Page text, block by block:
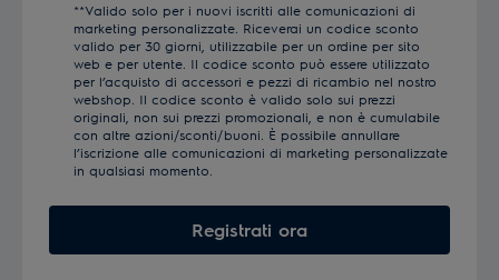
**Valido solo per i nuovi iscritti alle comunicazioni di
marketing personalizzate. Riceverai un codice sconto
valido per 30 giorni, utilizzabile per un ordine per sito
web e per utente. Il codice sconto può essere utilizzato
per l’acquisto di accessori e pezzi di ricambio nel nostro
webshop. Il codice sconto è valido solo sui prezzi
originali, non sui prezzi promozionali, e non è cumulabile
con altre azioni/sconti/buoni. È possibile annullare
l’iscrizione alle comunicazioni di marketing personalizzate
in qualsiasi momento.
Registrati ora